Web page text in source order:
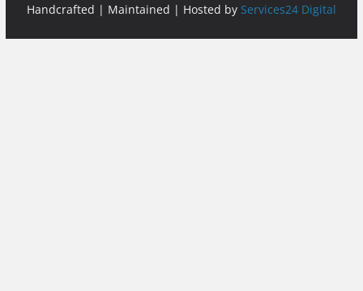
Handcrafted | Maintained | Hosted by Services24 Digital